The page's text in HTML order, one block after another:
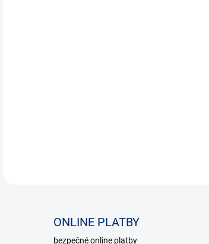
ONLINE PLATBY
bezpečné online platby